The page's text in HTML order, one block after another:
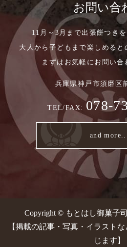
お問い合
11月～3月まで出張餅つき
大人から子どもまで楽しめると
まずはお気軽にお問い合
兵庫県神戸市須磨区
TEL/FAX: 078-
and
Copyright © もとはし御菓子
【掲載の記事・写真・イラスト
じます】